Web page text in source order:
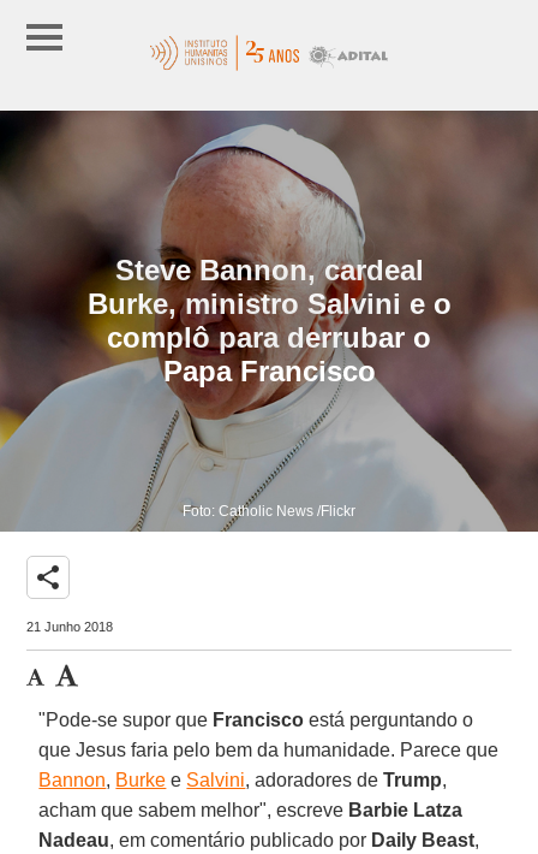
Steve Bannon, cardeal
Burke, ministro Salvini e o
complô para derrubar o
Papa Francisco
Foto: Catholic News /Flickr
share
21 Junho 2018
"Pode-se supor que Francisco está perguntando o
que Jesus faria pelo bem da humanidade. Parece que
Bannon, Burke e Salvini, adoradores deTrump,
acham que sabem melhor", escreve Barbie Latza
Nadeau, em comentário publicado por Daily Beast,